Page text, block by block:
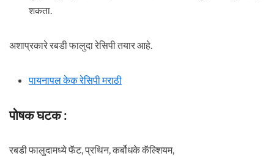
शकता.
अशाप्रकारे रबडी फालुदा रेसिपी तयार आहे.
पायनापल केक रेसिपी मराठी
पोषक घटक :
रबडी फालुदामध्ये फॅट, प्रथिन, कर्बोधके कॅल्शियम,